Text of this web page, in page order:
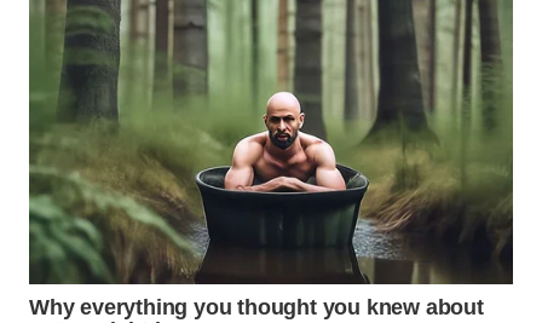
SULSEL
GORONTALO
WN
SULUT
WN
MALUKU